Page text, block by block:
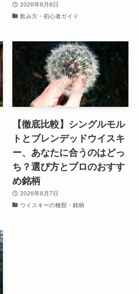
2026年8月8日
飲み方・初心者ガイド
【徹底比較】シングルモル
トとブレンデッドウイスキ
ー、あなたに合うのはどっ
ち？選び方とプロのおすす
め銘柄
2026年8月7日
ウイスキーの種類・銘柄